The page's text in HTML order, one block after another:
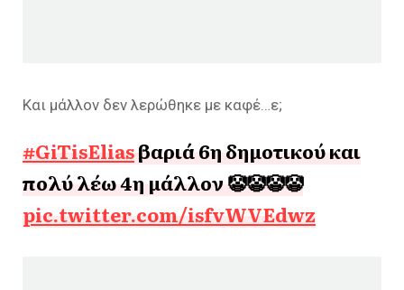
Και μάλλον δεν λερώθηκε με καφέ…ε;
#GiTisEliasβαριά 6η δημοτικού και
πολύ λέω 4η μάλλον 🤡🤡🤡🤡
pic.twitter.com/isfvWVEdwz